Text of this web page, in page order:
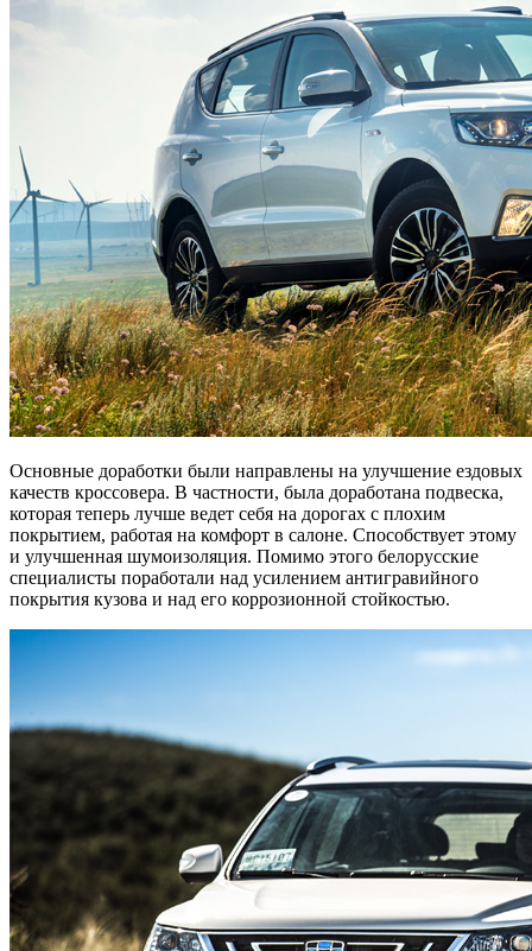
Основные доработки были направлены на улучшение ездовых
качеств кроссовера. В частности, была доработана подвеска,
которая теперь лучше ведет себя на дорогах с плохим
покрытием, работая на комфорт в салоне. Способствует этому
и улучшенная шумоизоляция. Помимо этого белорусские
специалисты поработали над усилением антигравийного
покрытия кузова и над его коррозионной стойкостью.